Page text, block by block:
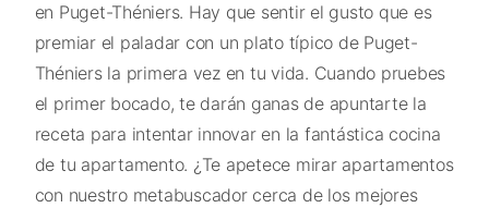
en Puget-Théniers. Hay que sentir el gusto que es
premiar el paladar con un plato típico de Puget-
Théniers la primera vez en tu vida. Cuando pruebes
el primer bocado, te darán ganas de apuntarte la
receta para intentar innovar en la fantástica cocina
de tu apartamento. ¿Te apetece mirar apartamentos
con nuestro metabuscador cerca de los mejores